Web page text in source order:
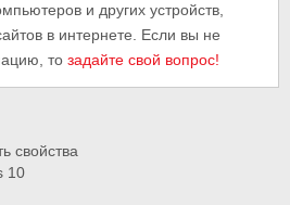
и других устройств,
в интернете. Если вы не
тозадайте свой вопрос!
свойства
10